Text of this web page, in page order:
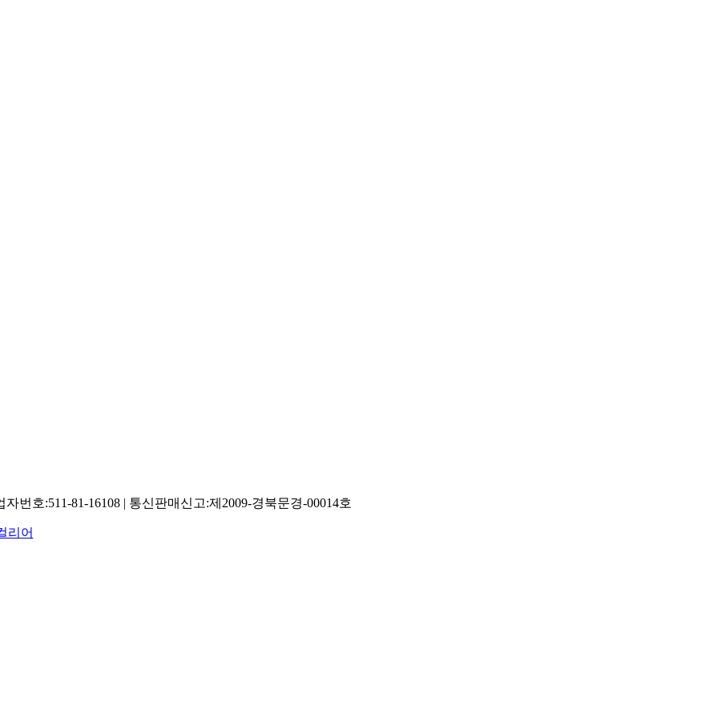
번호:511-81-16108 | 통신판매신고:제2009-경북문경-00014호
리어